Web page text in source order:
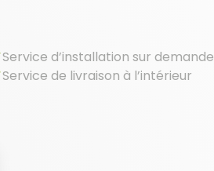
Service d’installation sur demande
Service de livraison à l’intérieur